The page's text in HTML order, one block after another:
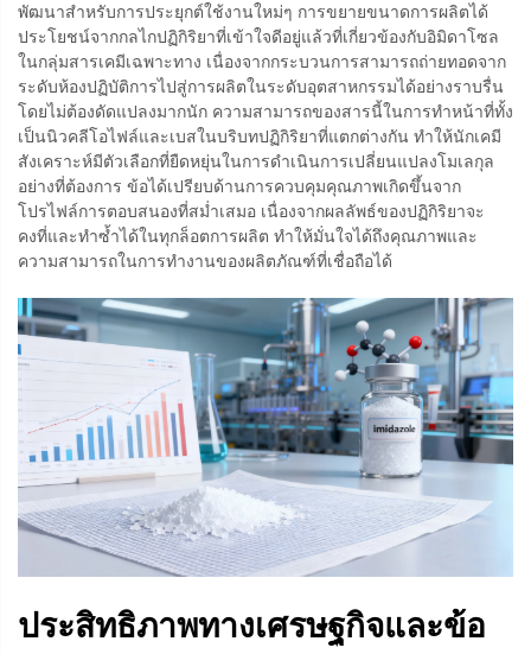
พัฒนาสำหรับการประยุกต์ใช้งานใหม่ๆ การขยายขนาดการผลิตได้
ประโยชน์จากกลไกปฏิกิริยาที่เข้าใจดีอยู่แล้วที่เกี่ยวข้องกับอิมิดาโซล
ในกลุ่มสารเคมีเฉพาะทาง เนื่องจากกระบวนการสามารถถ่ายทอดจาก
ระดับห้องปฏิบัติการไปสู่การผลิตในระดับอุตสาหกรรมได้อย่างราบรื่น
โดยไม่ต้องดัดแปลงมากนัก ความสามารถของสารนี้ในการทำหน้าที่ทั้ง
เป็นนิวคลีโอไฟล์และเบสในบริบทปฏิกิริยาที่แตกต่างกัน ทำให้นักเคมี
สังเคราะห์มีตัวเลือกที่ยืดหยุ่นในการดำเนินการเปลี่ยนแปลงโมเลกุล
อย่างที่ต้องการ ข้อได้เปรียบด้านการควบคุมคุณภาพเกิดขึ้นจาก
โปรไฟล์การตอบสนองที่สม่ำเสมอ เนื่องจากผลลัพธ์ของปฏิกิริยาจะ
คงที่และทำซ้ำได้ในทุกล็อตการผลิต ทำให้มั่นใจได้ถึงคุณภาพและ
ความสามารถในการทำงานของผลิตภัณฑ์ที่เชื่อถือได้
ประสิทธิภาพทางเศรษฐกิจและข้อ